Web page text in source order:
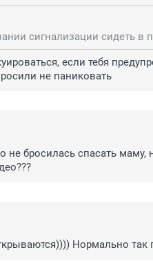
сигнализации сидеть в
если тебя
не паниковать
не бросилась спасать маму,
Нормально так